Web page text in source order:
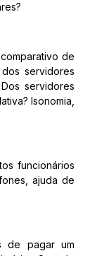
de
servidores
servidores
Isonomia,
funcionários
ajuda de
de pagar um